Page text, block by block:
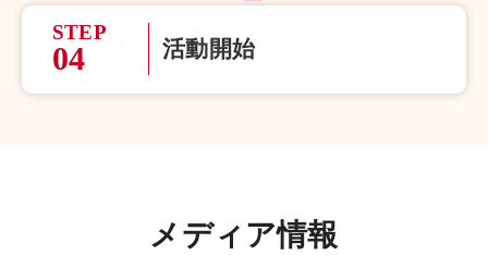
STEP
04 活動開始
メディア情報